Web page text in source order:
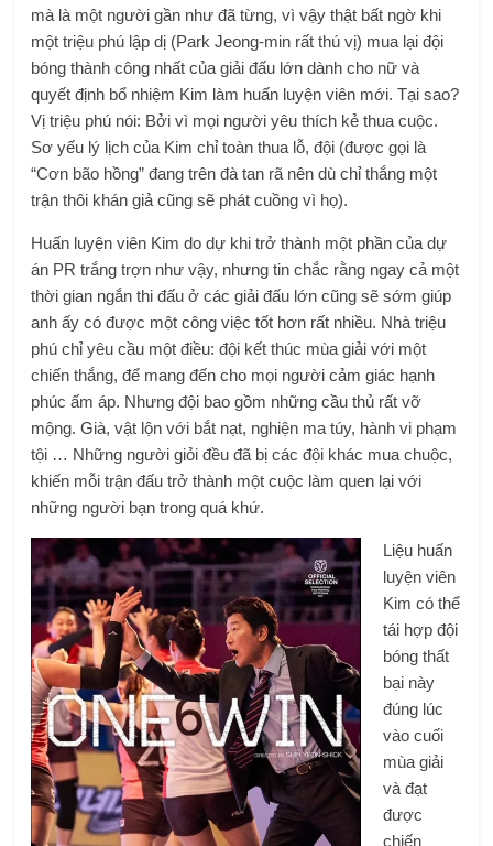
mà là một người gần như đã từng, vì vậy thật bất ngờ khi
một triệu phú lập dị (Park Jeong-min rất thú vị) mua lại đội
bóng thành công nhất của giải đấu lớn dành cho nữ và
quyết định bổ nhiệm Kim làm huấn luyện viên mới. Tại sao?
Vị triệu phú nói: Bởi vì mọi người yêu thích kẻ thua cuộc.
Sơ yếu lý lịch của Kim chỉ toàn thua lỗ, đội (được gọi là
“Cơn bão hồng” đang trên đà tan rã nên dù chỉ thắng một
trận thôi khán giả cũng sẽ phát cuồng vì họ).
Huấn luyện viên Kim do dự khi trở thành một phần của dự
án PR trắng trợn như vậy, nhưng tin chắc rằng ngay cả một
thời gian ngắn thi đấu ở các giải đấu lớn cũng sẽ sớm giúp
anh ấy có được một công việc tốt hơn rất nhiều. Nhà triệu
phú chỉ yêu cầu một điều: đội kết thúc mùa giải với một
chiến thắng, để mang đến cho mọi người cảm giác hạnh
phúc ấm áp. Nhưng đội bao gồm những cầu thủ rất vỡ
mộng. Già, vật lộn với bắt nạt, nghiện ma túy, hành vi phạm
tội … Những người giỏi đều đã bị các đội khác mua chuộc,
khiến mỗi trận đấu trở thành một cuộc làm quen lại với
những người bạn trong quá khứ.
Liệu huấn
luyện viên
Kim có thể
tái hợp đội
bóng thất
bại này
đúng lúc
vào cuối
mùa giải
và đạt
được
chiến